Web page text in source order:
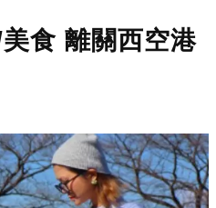
食 離關西空港